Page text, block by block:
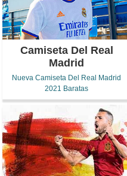
Camiseta Del Real
Madrid
Nueva Camiseta Del Real Madrid
2021 Baratas